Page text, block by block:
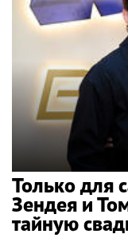
Только для
Зендея и
тайную